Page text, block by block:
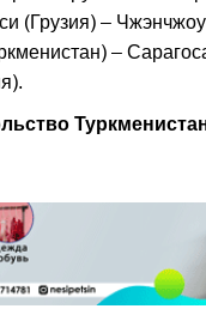
(Грузия) –
–